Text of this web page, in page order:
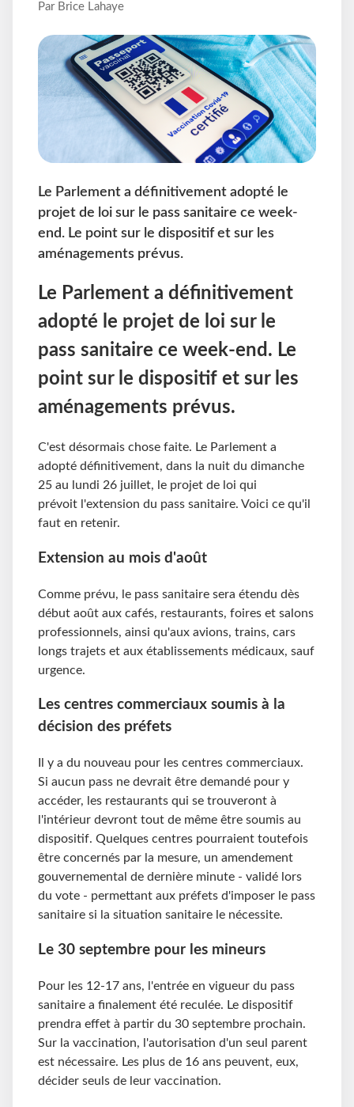
Par Brice Lahaye
Le Parlement a définitivement adopté le
projet de loi sur le pass sanitaire ce week-
end. Le point sur le dispositif et sur les
aménagements prévus.
Le Parlement a définitivement
adopté le projet de loi sur le
pass sanitaire ce week-end. Le
point sur le dispositif et sur les
aménagements prévus.
C'est désormais chose faite. Le Parlement a
adopté définitivement, dans la nuit du dimanche
25 au lundi 26 juillet, le projet de loi qui
prévoit l'extension du pass sanitaire. Voici ce qu'il
faut en retenir.
Extension au mois d'août
Comme prévu, le pass sanitaire sera étendu dès
début août aux cafés, restaurants, foires et salons
professionnels, ainsi qu'aux avions, trains, cars
longs trajets et aux établissements médicaux, sauf
urgence.
Les centres commerciaux soumis à la
décision des préfets
Il y a du nouveau pour les centres commerciaux.
Si aucun pass ne devrait être demandé pour y
accéder, les restaurants qui se trouveront à
l'intérieur devront tout de même être soumis au
dispositif. Quelques centres pourraient toutefois
être concernés par la mesure, un amendement
gouvernemental de dernière minute - validé lors
du vote - permettant aux préfets d'imposer le pass
sanitaire si la situation sanitaire le nécessite.
Le 30 septembre pour les mineurs
Pour les 12-17 ans, l'entrée en vigueur du pass
sanitaire a finalement été reculée. Le dispositif
prendra effet à partir du 30 septembre prochain.
Sur la vaccination, l'autorisation d'un seul parent
est nécessaire. Les plus de 16 ans peuvent, eux,
décider seuls de leur vaccination.